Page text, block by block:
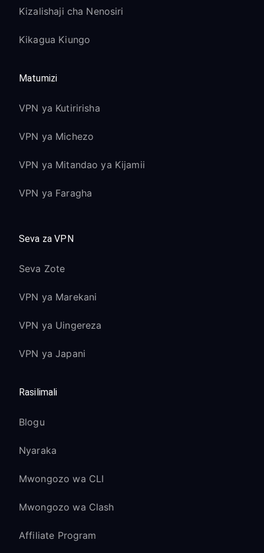
Kizalishaji cha Nenosiri
Kikagua Kiungo
Matumizi
VPN ya Kutiririsha
VPN ya Michezo
VPN ya Mitandao ya Kijamii
VPN ya Faragha
Seva za VPN
Seva Zote
VPN ya Marekani
VPN ya Uingereza
VPN ya Japani
Rasilimali
Blogu
Nyaraka
Mwongozo wa CLI
Mwongozo wa Clash
Affiliate Program